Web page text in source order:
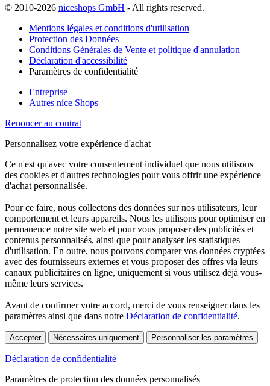
© 2010-2026 niceshops GmbH - All rights reserved.
Mentions légales et conditions d'utilisation
Protection des Données
Conditions Générales de Vente et politique d'annulation
Déclaration d'accessibilité
Paramètres de confidentialité
Entreprise
Autres nice Shops
Renoncer au contrat
Personnalisez votre expérience d'achat
Ce n'est qu'avec votre consentement individuel que nous utilisons
des cookies et d'autres technologies pour vous offrir une expérience
d'achat personnalisée.
Pour ce faire, nous collectons des données sur nos utilisateurs, leur
comportement et leurs appareils. Nous les utilisons pour optimiser en
permanence notre site web et pour vous proposer des publicités et
contenus personnalisés, ainsi que pour analyser les statistiques
d'utilisation. En outre, nous pouvons comparer vos données cryptées
avec des fournisseurs externes et vous proposer des offres via leurs
canaux publicitaires en ligne, uniquement si vous utilisez déjà vous-
même leurs services.
Avant de confirmer votre accord, merci de vous renseigner dans les
paramètres ainsi que dans notre Déclaration de confidentialité.
Accepter Nécessaires uniquement Personnaliser les paramètres
Déclaration de confidentialité
Paramètres de protection des données personnalisés